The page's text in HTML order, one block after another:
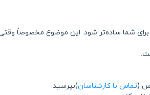
شما ساده‌تر شود. این موضوع مخصوصاً
(تماس با کارشناسان)بپرسید.